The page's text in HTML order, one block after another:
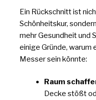
Ein Rückschnitt ist
Schönheitskur,
mehr Gesundheit und
einige Gründe, warum
Messer sein könnte:
Raum
Decke stößt